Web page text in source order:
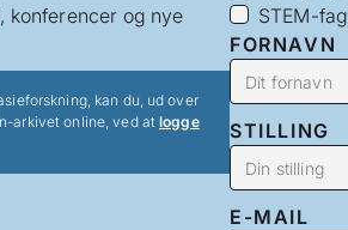
konferencer og nye
kan du, ud over
arkivet online, ved atlogge
STEM-fag
FORNAVN
STILLING
E-MAIL